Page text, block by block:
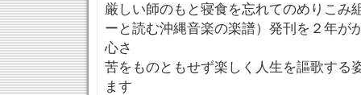
厳しい師のもと寝食を忘れてのめりこみ
ーと読む沖縄音楽の楽譜）発刊を２年が
心さ
苦をものともせず楽しく人生を謳歌する
ます